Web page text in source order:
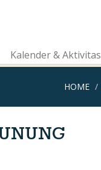
Kalender & Aktivitas
HOME